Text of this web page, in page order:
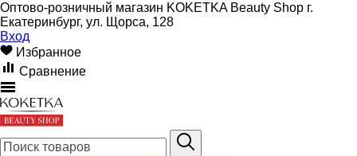
Оптово-розничный магазин KOKETKA Beauty Shop г.
Екатеринбург, ул. Щорса, 128
Вход
Избранное
Сравнение